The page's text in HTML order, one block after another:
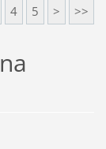
4 5 > >>